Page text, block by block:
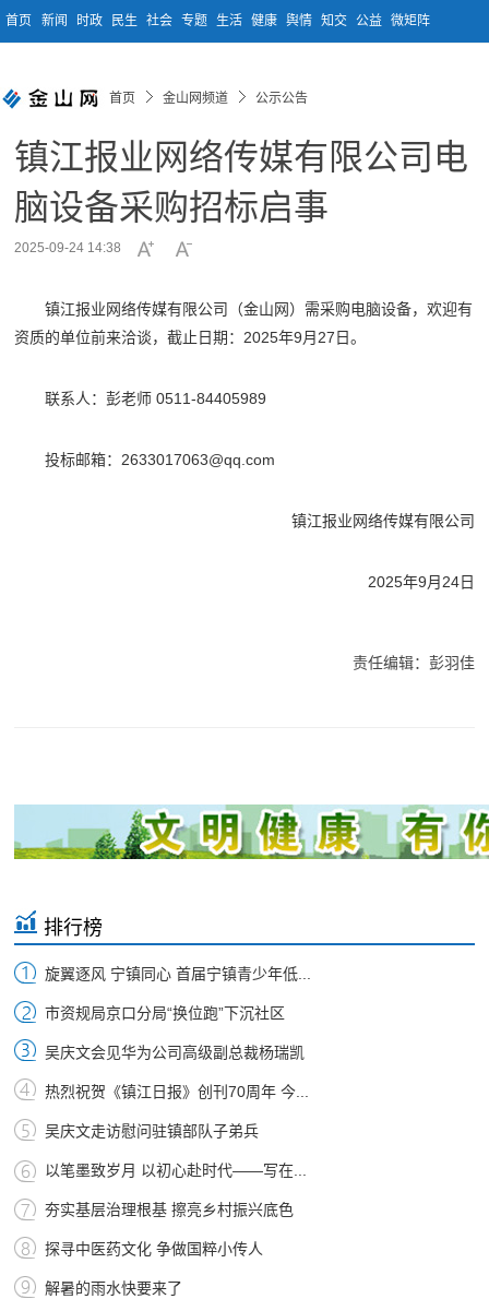
首页 新闻 时政 民生 社会 专题 生活 健康 舆情 知交 公益 微矩阵
首页 金山网频道 公示公告
镇江报业网络传媒有限公司电
脑设备采购招标启事
2025-09-24 14:38
镇江报业网络传媒有限公司（金山网）需采购电脑设备，欢迎有
资质的单位前来洽谈，截止日期：2025年9月27日。
联系人：彭老师 0511-84405989
投标邮箱：2633017063@qq.com
镇江报业网络传媒有限公司
2025年9月24日
责任编辑：彭羽佳
排行榜
旋翼逐风 宁镇同心 首届宁镇青少年低...
市资规局京口分局“换位跑”下沉社区
吴庆文会见华为公司高级副总裁杨瑞凯
热烈祝贺《镇江日报》创刊70周年 今...
吴庆文走访慰问驻镇部队子弟兵
以笔墨致岁月 以初心赴时代——写在...
夯实基层治理根基 擦亮乡村振兴底色
探寻中医药文化 争做国粹小传人
解暑的雨水快要来了